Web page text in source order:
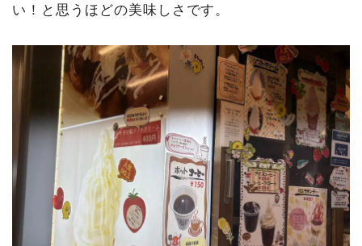
い！と思うほどの美味しさです。